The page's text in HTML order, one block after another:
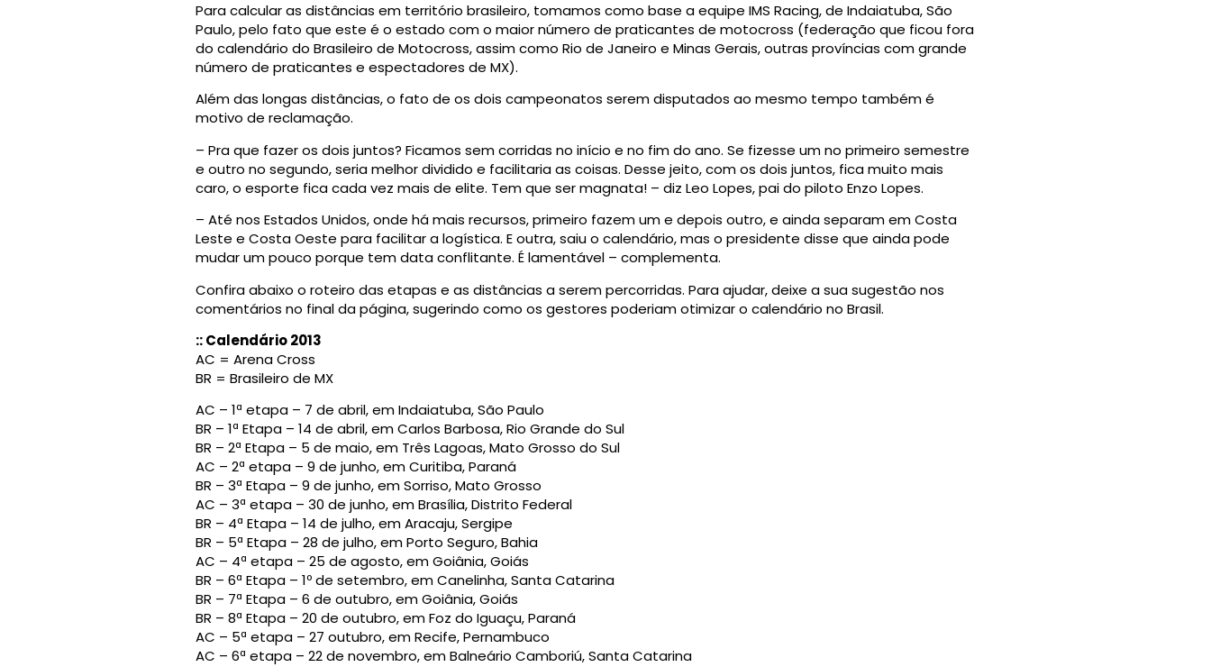
Para calcular as distâncias em território brasileiro, tomamos como base a equipe IMS Racing, de Indaiatuba, São
Paulo, pelo fato que este é o estado com o maior número de praticantes de motocross (federação que ficou fora
do calendário do Brasileiro de Motocross, assim como Rio de Janeiro e Minas Gerais, outras províncias com grande
número de praticantes e espectadores de MX).
Além das longas distâncias, o fato de os dois campeonatos serem disputados ao mesmo tempo também é
motivo de reclamação.
– Pra que fazer os dois juntos? Ficamos sem corridas no início e no fim do ano. Se fizesse um no primeiro semestre
e outro no segundo, seria melhor dividido e facilitaria as coisas. Desse jeito, com os dois juntos, fica muito mais
caro, o esporte fica cada vez mais de elite. Tem que ser magnata! – diz Leo Lopes, pai do piloto Enzo Lopes.
– Até nos Estados Unidos, onde há mais recursos, primeiro fazem um e depois outro, e ainda separam em Costa
Leste e Costa Oeste para facilitar a logística. E outra, saiu o calendário, mas o presidente disse que ainda pode
mudar um pouco porque tem data conflitante. É lamentável – complementa.
Confira abaixo o roteiro das etapas e as distâncias a serem percorridas. Para ajudar, deixe a sua sugestão nos
comentários no final da página, sugerindo como os gestores poderiam otimizar o calendário no Brasil.
:: Calendário 2013
AC = Arena Cross
BR = Brasileiro de MX
AC – 1ª etapa – 7 de abril, em Indaiatuba, São Paulo
BR – 1ª Etapa – 14 de abril, em Carlos Barbosa, Rio Grande do Sul
BR – 2ª Etapa – 5 de maio, em Três Lagoas, Mato Grosso do Sul
AC – 2ª etapa – 9 de junho, em Curitiba, Paraná
BR – 3ª Etapa – 9 de junho, em Sorriso, Mato Grosso
AC – 3ª etapa – 30 de junho, em Brasília, Distrito Federal
BR – 4ª Etapa – 14 de julho, em Aracaju, Sergipe
BR – 5ª Etapa – 28 de julho, em Porto Seguro, Bahia
AC – 4ª etapa – 25 de agosto, em Goiânia, Goiás
BR – 6ª Etapa – 1º de setembro, em Canelinha, Santa Catarina
BR – 7ª Etapa – 6 de outubro, em Goiânia, Goiás
BR – 8ª Etapa – 20 de outubro, em Foz do Iguaçu, Paraná
AC – 5ª etapa – 27 outubro, em Recife, Pernambuco
AC – 6ª etapa – 22 de novembro, em Balneário Camboriú, Santa Catarina